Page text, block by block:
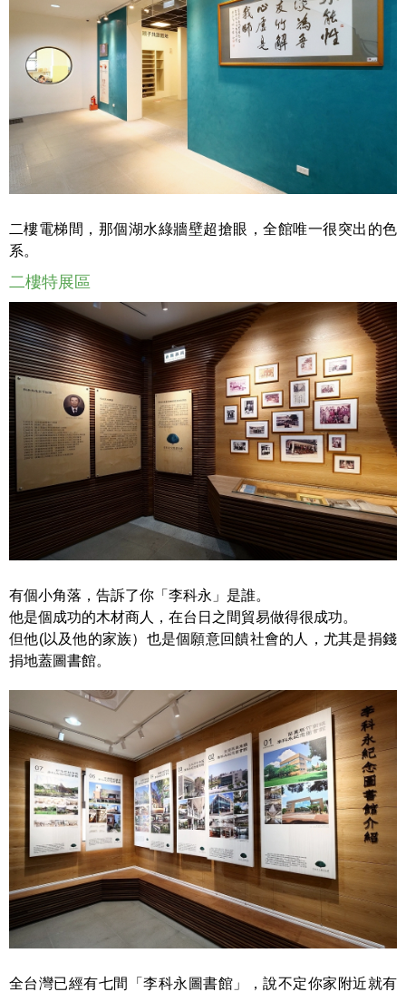
二樓電梯間，那個湖水綠牆壁超搶眼，全館唯一很突出的色
系。
二樓特展區
有個小角落，告訴了你「李科永」是誰。
他是個成功的木材商人，在台日之間貿易做得很成功。
但他(以及他的家族）也是個願意回饋社會的人，尤其是捐錢
捐地蓋圖書館。
全台灣已經有七間「李科永圖書館」，說不定你家附近就有